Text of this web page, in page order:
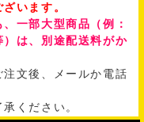
います。
一部大型商品（例：
は、別途配送料がか
文後、メールか電話
ください。